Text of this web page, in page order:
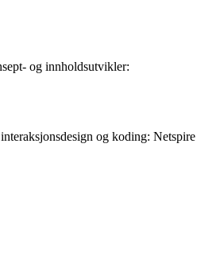
og innholdsutvikler:
og koding: Netspire